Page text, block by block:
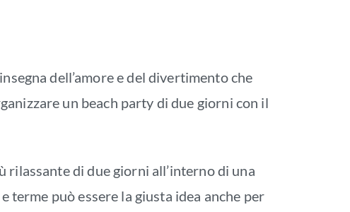
dell’amore e del divertimento che
un beach party di due giorni con il
rilassante di due giorni all’interno di una
terme può essere la giusta idea anche per